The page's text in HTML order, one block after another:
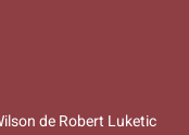
deRobert Luketic